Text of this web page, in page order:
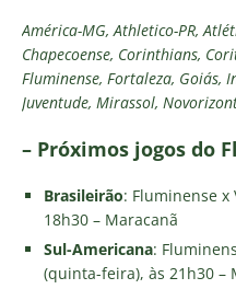
América-MG, Athletico-PR,
Chapecoense, Corinthians,
Fluminense, Fortaleza, Goiás,
Juventude, Mirassol,
– Próximos jogos do
Brasileirão: Fluminense x
18h30 – Maracanã
Sul-Americana:
(quinta-feira), às 21h30 –